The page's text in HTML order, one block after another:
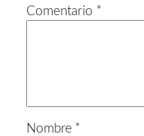
Comentario *
Nombre *